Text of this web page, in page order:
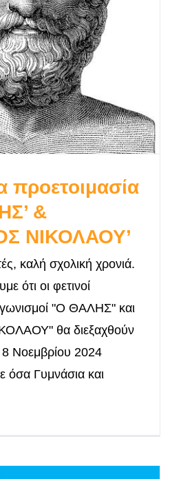
προετοιμασία
&
ΝΙΚΟΛΑΟΥ’
καλή σχολική χρονιά.
ότι οι φετινοί
"Ο ΘΑΛΗΣ" και
θα διεξαχθούν
Νοεμβρίου 2024
όσα Γυμνάσια και